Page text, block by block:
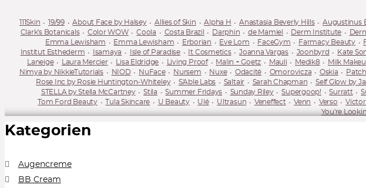
111Skin 19/99 About Face by Halsey Allies of Skin Alpha H Anastasia Beverly Hills Augustinus
Clark's Botanicals
Color WOW Coola Costa Brazil Darphin de Mamiel Derm Institute
Emma Lewisham
Emma Lewisham Erborian Eve Lom FaceGym Farmacy Beauty
Institut Esthederm
Isamaya Isle of Paradise It Cosmetics Joanna Vargas Joonbyrd Kate
Laneige
Laura Mercier Lisa Eldridge Living Proof Malin + Goetz Mauli Medik8 Milk
Nimya by NikkieTutorials
NIOD NuFace Nursem Nuxe Odacité Omorovicza Oskia
Rose Inc by Rosie Huntington-Whiteley
S'Able Labs Saltair Sarah Chapman Self Glow by
STELLA by Stella McCartney
Stila Summer Fridays Sunday Riley Supergoop! Surratt
Tom Ford Beauty
Tula Skincare U Beauty Ulé Ultrasun Veneffect Venn Verso
You're
Kategorien
Augencreme
BB Cream